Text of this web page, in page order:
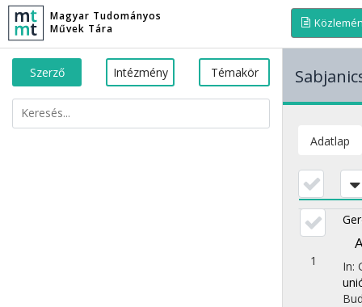
Magyar Tudományos
Művek Tára
Szerző Intézmény Témakör
Adatlap
1 In: